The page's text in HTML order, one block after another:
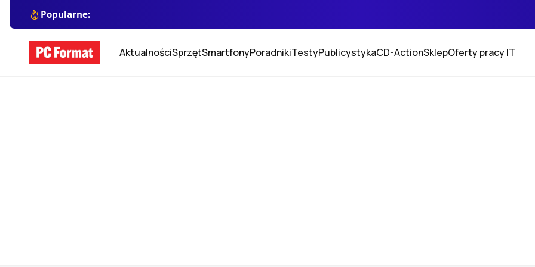
Popularne:
AktualnościSprzętSmartfonyPoradnikiTestyPublicystykaCD-ActionSklepOferty pracy IT